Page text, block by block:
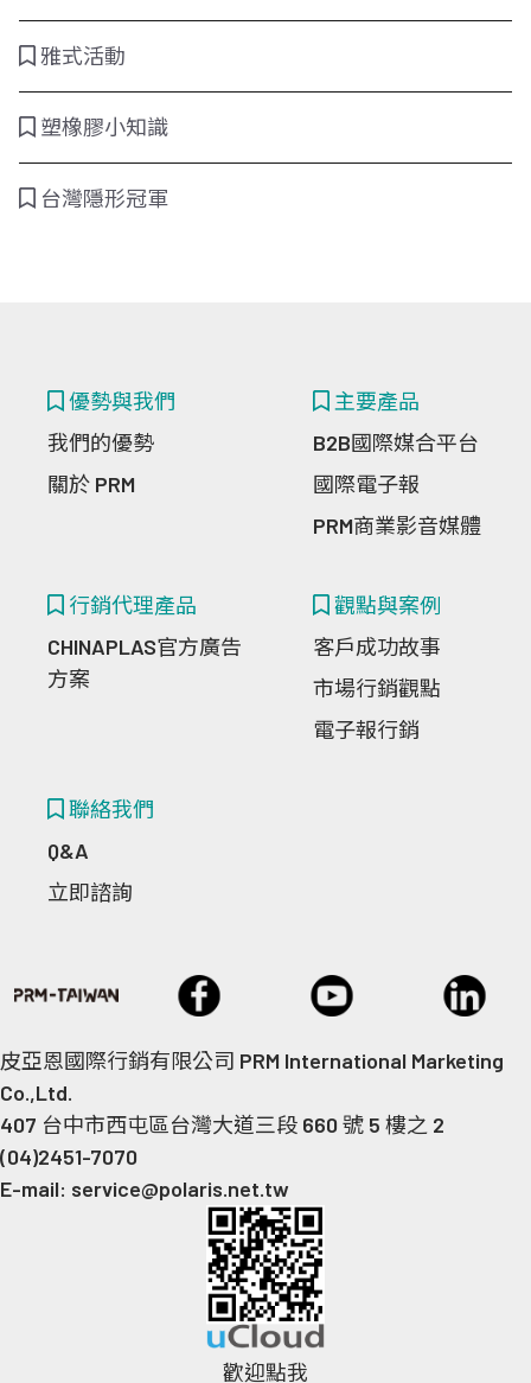
雅式活動
塑橡膠小知識
台灣隱形冠軍
優勢與我們
我們的優勢
關於 PRM
主要產品
B2B國際媒合平台
國際電子報
PRM商業影音媒體
行銷代理產品
CHINAPLAS官方廣告
方案
觀點與案例
客戶成功故事
市場行銷觀點
電子報行銷
聯絡我們
Q&A
立即諮詢
皮亞恩國際行銷有限公司 PRM International Marketing
Co.,Ltd.
407 台中市西屯區台灣大道三段 660 號 5 樓之 2
(04)2451-7070
E-mail: service@polaris.net.tw
歡迎點我